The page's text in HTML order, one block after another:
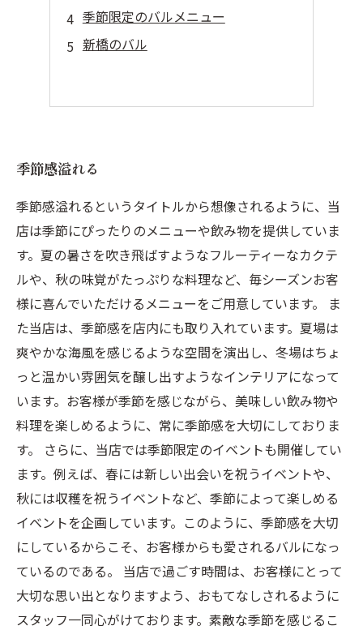
季節限定のバルメニュー
新橋のバル
季節感溢れる
季節感溢れるというタイトルから想像されるように、当
店は季節にぴったりのメニューや飲み物を提供していま
す。夏の暑さを吹き飛ばすようなフルーティーなカクテ
ルや、秋の味覚がたっぷりな料理など、毎シーズンお客
様に喜んでいただけるメニューをご用意しています。 ま
た当店は、季節感を店内にも取り入れています。夏場は
爽やかな海風を感じるような空間を演出し、冬場はちょ
っと温かい雰囲気を醸し出すようなインテリアになって
います。お客様が季節を感じながら、美味しい飲み物や
料理を楽しめるように、常に季節感を大切にしておりま
す。 さらに、当店では季節限定のイベントも開催してい
ます。例えば、春には新しい出会いを祝うイベントや、
秋には収穫を祝うイベントなど、季節によって楽しめる
イベントを企画しています。このように、季節感を大切
にしているからこそ、お客様からも愛されるバルになっ
ているのである。 当店で過ごす時間は、お客様にとって
大切な思い出となりますよう、おもてなしされるように
スタッフ一同心がけております。素敵な季節を感じるこ